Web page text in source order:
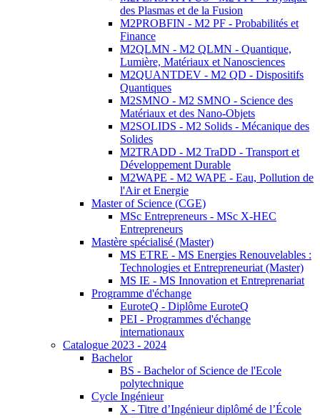
des Plasmas et de la Fusion
M2PROBFIN - M2 PF - Probabilités et
Finance
M2QLMN - M2 QLMN - Quantique,
Lumière, Matériaux et Nanosciences
M2QUANTDEV - M2 QD - Dispositifs
Quantiques
M2SMNO - M2 SMNO - Science des
Matériaux et des Nano-Objets
M2SOLIDS - M2 Solids - Mécanique des
Solides
M2TRADD - M2 TraDD - Transport et
Développement Durable
M2WAPE - M2 WAPE - Eau, Pollution de
l'Air et Energie
Master of Science (CGE)
MSc Entrepreneurs - MSc X-HEC
Entrepreneurs
Mastère spécialisé (Master)
MS ETRE - MS Energies Renouvelables :
Technologies et Entrepreneuriat (Master)
MS IE - MS Innovation et Entreprenariat
Programme d'échange
EuroteQ - Diplôme EuroteQ
PEI - Programmes d'échange
internationaux
Catalogue 2023 - 2024
Bachelor
BS - Bachelor of Science de l'Ecole
polytechnique
Cycle Ingénieur
X - Titre d’Ingénieur diplômé de l’École